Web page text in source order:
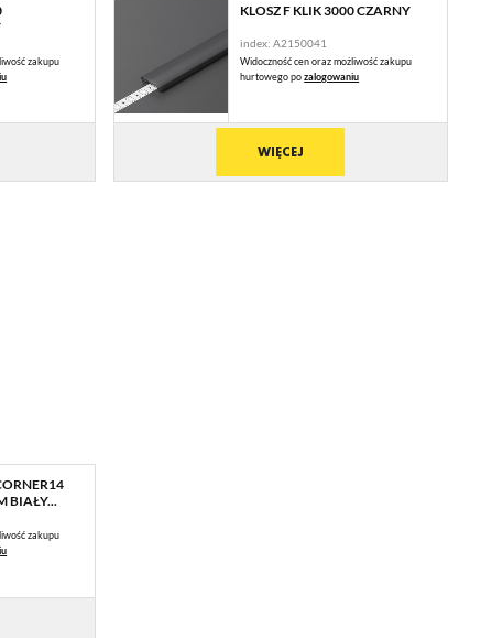
zakupu
KLOSZ F KLIK 3000 CZARNY
index: A2150041
Widoczność cen oraz możliwość zakupu
hurtowego pozalogowaniu
WIĘCEJ
BIAŁY...
zakupu